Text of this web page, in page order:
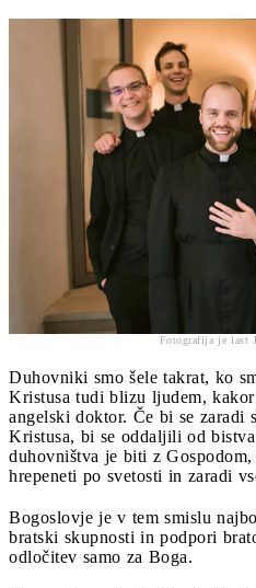
Fotografija je last
Duhovniki smo šele takrat, ko
Kristusa tudi blizu ljudem,
angelski doktor. Če bi se zaradi
Kristusa, bi se oddaljili od
duhovništva je biti z
hrepeneti po svetosti in zaradi
Bogoslovje je v tem smislu
bratski skupnosti in podpori
odločitev samo za Boga.